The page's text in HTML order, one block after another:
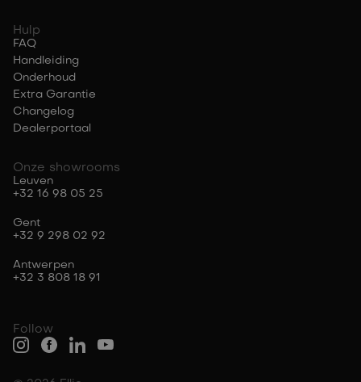
Follow
Hulp
FAQ
Handleiding
Onderhoud
Extra Garantie
Changelog
Dealerportaal
Onze showrooms
Leuven
+32 16 98 05 25
Gent
+32 9 298 02 92
Antwerpen
+32 3 808 18 91